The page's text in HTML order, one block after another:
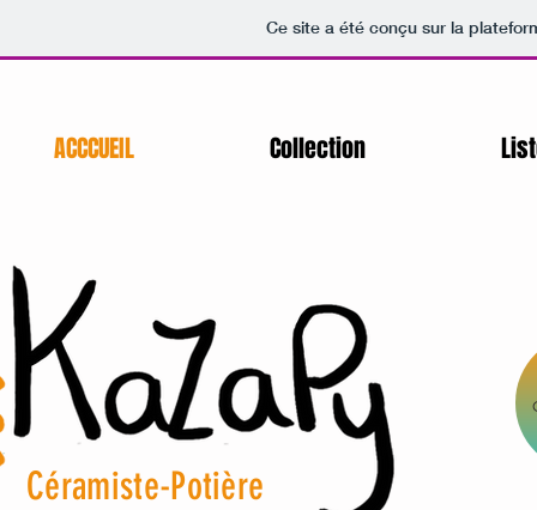
Ce site a été conçu sur la
ACCCUEIL Collection
Céramiste-Potière